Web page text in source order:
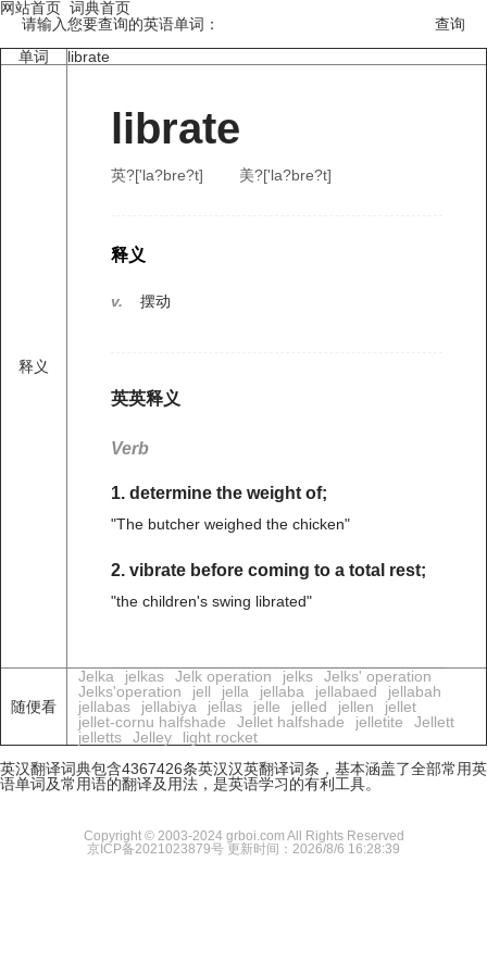
网站首页 词典首页
请输入您要查询的英语单词：
单词
librate
释义
librate
英?['la?bre?t] 美?['la?bre?t]
释义
v. 摆动
英英释义
Verb
1. determine the weight of;
"The butcher weighed the chicken"
2. vibrate before coming to a total rest;
"the children's swing librated"
随便看
Jelka jelkas Jelk operation jelks
Jelks' operation
Jelks'operation
jell jella jellaba jellabaed
jellabah
jellabas
jellabiya jellas jelle jelled jellen
jellet
jellet-cornu halfshade
Jellet halfshade jelletite
Jellett
jelletts
Jelley
light rocket
英汉翻译词典包含4367426条英汉汉英翻译词条，基本涵盖了全部常用英
语单词及常用语的翻译及用法，是英语学习的有利工具。
Copyright © 2003-2024 grboi.com All Rights Reserved
京ICP备2021023879号 更新时间：2026/8/6 16:28:39